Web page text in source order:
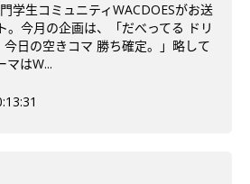
学生コミュニティWACDOESがお送
。今月の企画は、「だべってる ドリ
今日の空きコマ 勝ち確定。」略して
マはW...